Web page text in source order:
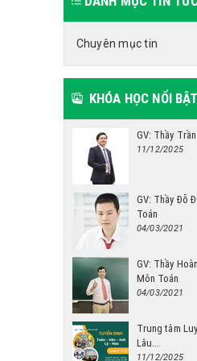
Chuyên mục tin
KHÓA HỌC NỔI BẬT
GV: Thầy
11/12/2025
GV: Thầy Đỗ
Toán
04/03/2021
GV: Thầy
Môn Toán
04/03/2021
Trung tâm
Lâu...
11/12/2025